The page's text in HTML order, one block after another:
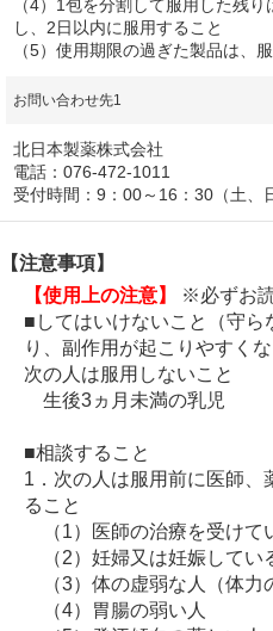
（4）1包を分割して服用した残
し、2日以内に服用すること
（5）使用期限の過ぎた製品は、
お問い合わせ先1
北日本製薬株式会社
電話：076-472-1011
受付時間：9：00～16：30（土、
【注意事項】
【使用上の注意】
※必ずお
■してはいけないこと（守ら
り、副作用が起こりやすくな
次の人は服用しないこと
生後3ヵ月未満の乳児
■相談すること
1．次の人は服用前に医師、
ること
（1）医師の治療を受けて
（2）妊婦又は妊娠してい
（3）体の虚弱な人（体力
（4）胃腸の弱い人